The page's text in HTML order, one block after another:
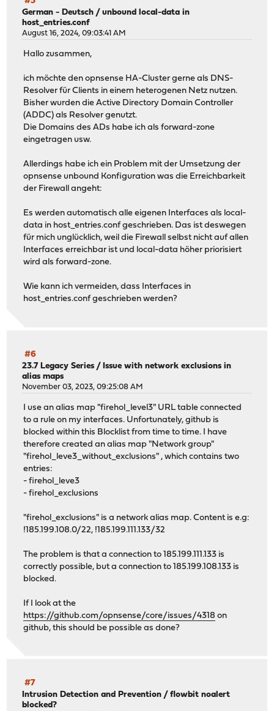
German - Deutsch /unbound local-data in
host_entries.conf
August 16, 2024, 09:03:41 AM
Hallo zusammen,
ich möchte den opnsense HA-Cluster gerne als DNS-
Resolver für Clients in einem heterogenen Netz nutzen.
Bisher wurden die Active Directory Domain Controller
(ADDC) als Resolver genutzt.
Die Domains des ADs habe ich als forward-zone
eingetragen usw.
Allerdings habe ich ein Problem mit der Umsetzung der
opnsense unbound Konfiguration was die Erreichbarkeit
der Firewall angeht:
Es werden automatisch alle eigenen Interfaces als local-
data in host_entries.conf geschrieben. Das ist deswegen
für mich unglücklich, weil die Firewall selbst nicht auf allen
Interfaces erreichbar ist und local-data höher priorisiert
wird als forward-zone.
Wie kann ich vermeiden, dass Interfaces in
host_entries.conf geschrieben werden?
#6
23.7 Legacy Series / Issue with network exclusions in
alias maps
November 03, 2023, 09:25:08 AM
I use an alias map "firehol_level3" URL table connected
to a rule on my interfaces. Unfortunately, github is
blocked within this Blocklist from time to time. I have
therefore created an alias map "Network group"
"firehol_leve3_without_exclusions" , which contains two
entries:
- firehol_leve3
- firehol_exclusions
"firehol_exclusions" is a network alias map. Content is e.g:
!185.199.108.0/22, !185.199.111.133/32
The problem is that a connection to 185.199.111.133 is
correctly possible, but a connection to 185.199.108.133 is
blocked.
If I look at the
https://github.com/opnsense/core/issues/4318 on
github, this should be possible as done?
#7
Intrusion Detection and Prevention /flowbit noalert
blocked?